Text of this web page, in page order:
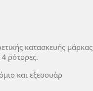
κατασκευής
ρότορες.
και εξεσουάρ